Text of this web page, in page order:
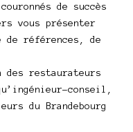
de succès
vous présenter
de références, de
des restaurateurs
conseil,
du Brandebourg